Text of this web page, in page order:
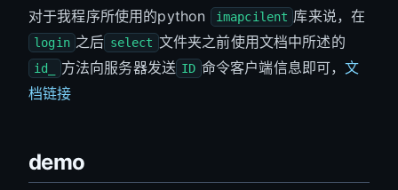
对于我程序所使用的python imapcilent 库来说，在
login 之后 select 文件夹之前使用文档中所述的
id_ 方法向服务器发送 ID 命令客户端信息即可，文
档链接
demo